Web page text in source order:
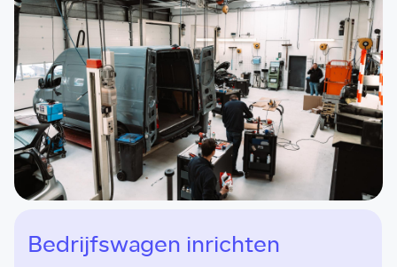
Bedrijfswagen inrichten